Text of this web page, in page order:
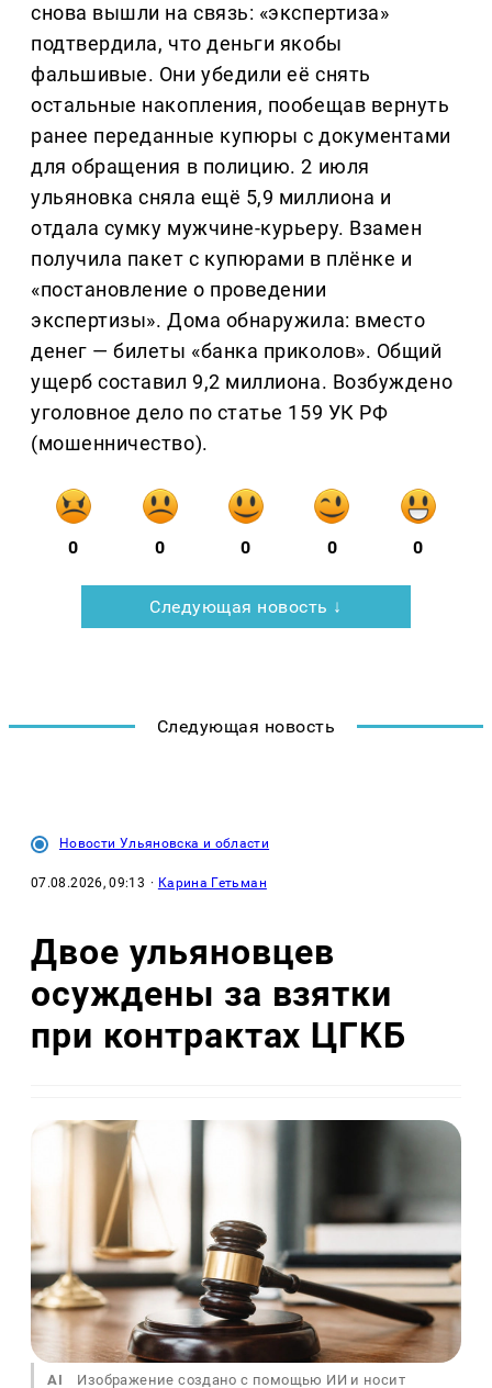
снова вышли на связь: «экспертиза»
подтвердила, что деньги якобы
фальшивые. Они убедили её снять
остальные накопления, пообещав вернуть
ранее переданные купюры с документами
для обращения в полицию. 2 июля
ульяновка сняла ещё 5,9 миллиона и
отдала сумку мужчине-курьеру. Взамен
получила пакет с купюрами в плёнке и
«постановление о проведении
экспертизы». Дома обнаружила: вместо
денег — билеты «банка приколов». Общий
ущерб составил 9,2 миллиона. Возбуждено
уголовное дело по статье 159 УК РФ
(мошенничество).
0 0 0 0 0
Следующая новость ↓
Следующая новость
Новости Ульяновска и области
07.08.2026, 09:13 · Карина Гетьман
Двое ульяновцев
осуждены за взятки
при контрактах ЦГКБ
AI
Изображение создано с помощью ИИ и носит